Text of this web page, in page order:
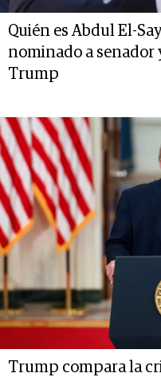
Quién es Abdul El-
nominado a senador
Trump
Trump compara la